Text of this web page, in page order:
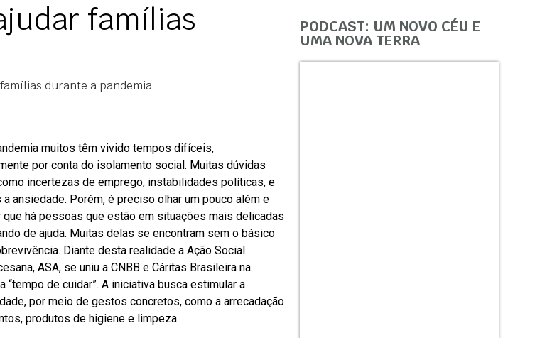
famílias
durante a pandemia
muitos têm vivido tempos difíceis,
por conta do isolamento social. Muitas dúvidas
incertezas de emprego, instabilidades políticas, e
a ansiedade. Porém, é preciso olhar um pouco além e
que há pessoas que estão em situações mais delicadas
de ajuda. Muitas delas se encontram sem o básico
Diante desta realidade a Ação Social
ASA, se uniu a CNBB e Cáritas Brasileira na
“tempo de cuidar”. A iniciativa busca estimular a
por meio de gestos concretos, como a arrecadação
produtos de higiene e limpeza.
PODCAST: UM NOVO CÉU E
UMA NOVA TERRA